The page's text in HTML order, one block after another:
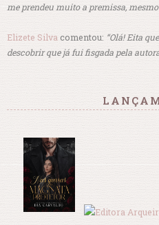
me prendeu muito a premissa,
Elizete Silva comentou: “Olá! Eita
descobrir que já fui fisgada pela